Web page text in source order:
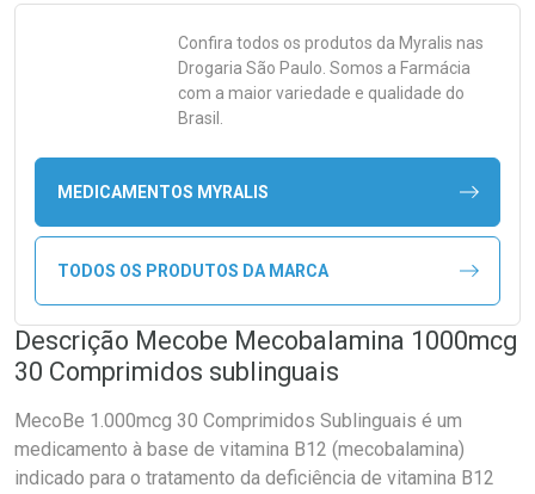
Confira todos os produtos da Myralis nas
Drogaria São Paulo. Somos a Farmácia
com a maior variedade e qualidade do
Brasil.
MEDICAMENTOS MYRALIS
TODOS OS PRODUTOS DA MARCA
Descrição Mecobe Mecobalamina 1000mcg
30 Comprimidos sublinguais
MecoBe 1.000mcg 30 Comprimidos Sublinguais é um
medicamento à base de vitamina B12 (mecobalamina)
indicado para o tratamento da deficiência de vitamina B12